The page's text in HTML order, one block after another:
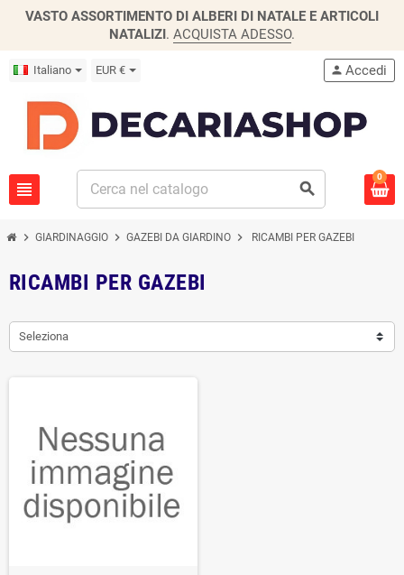
VASTO ASSORTIMENTO DI ALBERI DI NATALE E ARTICOLI
NATALIZI. ACQUISTA ADESSO.
Italiano EUR €
view_headline search
person Accedi
0
chevron_right GIARDINAGGIO chevron_right GAZEBI DA GIARDINO chevron_right RICAMBI PER GAZEBI
RICAMBI PER GAZEBI
Seleziona